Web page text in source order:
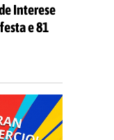
Interese
e 81